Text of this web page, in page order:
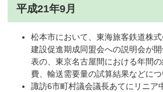
平成21年9月
松本市において、東海旅客鉄道株
建設促進期成同盟会への説明会が
表の、東京名古屋間における年間
費、輸送需要量の試算結果などに
諏訪6市町村議会議長あてにリニア